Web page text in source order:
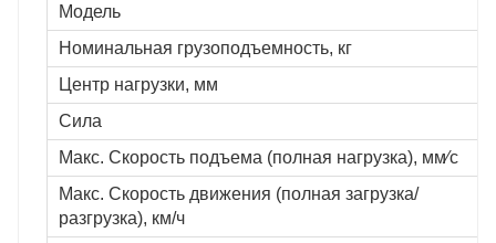
Модель
Номинальная грузоподъемность, кг
Центр нагрузки, мм
Сила
Макс. Скорость подъема (полная нагрузка), мм∕с
Макс. Скорость движения (полная загрузка/
разгрузка), км/ч